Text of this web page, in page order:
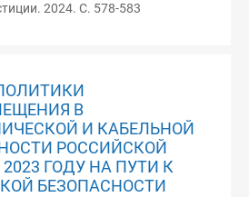
2024. С. 578-583
В
И КАБЕЛЬНОЙ
РОССИЙСКОЙ
ГОДУ НА ПУТИ К
БЕЗОПАСНОСТИ